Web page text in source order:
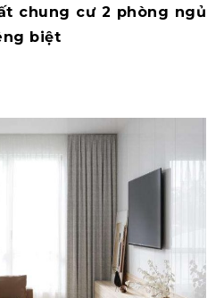
chung cư 2 phòng ngủ
biệt